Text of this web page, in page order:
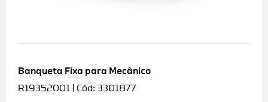
Banqueta Fixa para Mecânico
R19352001 | Cód: 3301877